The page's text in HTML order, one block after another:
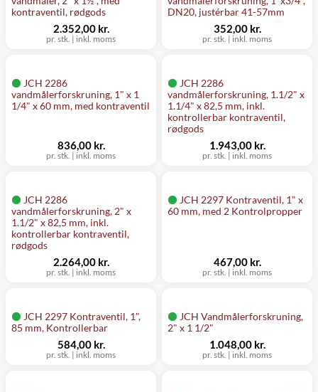
kontraventil, rødgods
pr. stk. | inkl. moms
2.352,00 kr.
DN20, justérbar 41-57mm
pr. stk. | inkl. moms
352,00 kr.
JCH 2286
vandmålerforskruning, 1" x 1
1/4" x 60 mm, med kontraventil
pr. stk. | inkl. moms
836,00 kr.
JCH 2286
vandmålerforskruning, 1.1/2" x
1.1/4" x 82,5 mm, inkl.
kontrollerbar kontraventil,
rødgods
pr. stk. | inkl. moms
1.943,00 kr.
JCH 2286
vandmålerforskruning, 2" x
1.1/2" x 82,5 mm, inkl.
kontrollerbar kontraventil,
rødgods
pr. stk. | inkl. moms
2.264,00 kr.
JCH 2297 Kontraventil, 1" x
60 mm, med 2 Kontrolpropper
pr. stk. | inkl. moms
467,00 kr.
JCH 2297 Kontraventil, 1",
85 mm, Kontrollerbar
pr. stk. | inkl. moms
584,00 kr.
JCH Vandmålerforskruning,
2" x 1 1/2"
pr. stk. | inkl. moms
1.048,00 kr.